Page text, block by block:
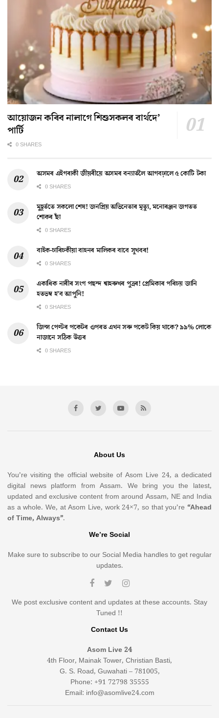
আয়োজন কৰিব নালাগে শিশুসকলৰ বাৰ্থদে’
পাৰ্টি
0 SHARES
অসমৰ এইগৰাকী জীয়ৰীয়ে অসমৰ বন্যাৰ্তলৈ আগবঢ়ালে ৫ কোটি টকা
0 SHARES
মুহূৰ্ততে সকলো শেষ! জনপ্ৰিয় অভিনেতাৰ মৃত্যু, মনোৰঞ্জন জগতত
শোকৰ ছাঁ
0 SHARES
বাইক-চাৰিচকীয়া বাহনৰ মালিকৰ বাবে সুখবৰ!
0 SHARES
একাধিক নাৰীৰ সংগ পছন্দ শ্বাহৰুখৰ পুত্ৰৰ! প্ৰেমিকাৰ পৰিচয় জানি
হতভম্ব হ’ব আপুনি!
0 SHARES
জিন্স পেণ্টৰ পকেটৰ ওপৰত এখন সৰু পকেট কিয় থাকে? ৯৯% লোকে
নাজানে সঠিক উত্তৰ
0 SHARES
About Us
You’re visiting the official website of Asom Live 24, a dedicated
digital news platform from Assam. We bring you the latest,
updated and exclusive content from around Assam, NE and India
as a whole. We, at Asom Live, work 24×7, so that you’re “Ahead
of Time, Always”.
We’re Social
Make sure to subscribe to our Social Media handles to get regular
updates.
We post exclusive content and updates at these accounts. Stay
Tuned !!
Contact Us
Asom Live 24
4th Floor, Mainak Tower, Christian Basti,
G. S. Road, Guwahati – 781005,
Phone: +91 72798 35555
Email: info@asomlive24.com